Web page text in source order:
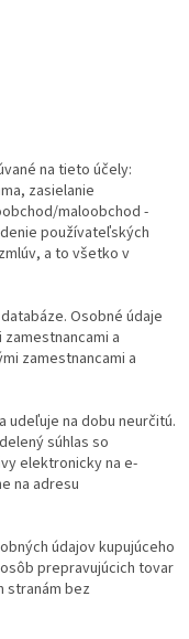
na tieto účely:
zasielanie
maloobchod -
používateľských
a to všetko v
Osobné údaje
a
zamestnancami a
udeľuje na dobu neurčitú.
súhlas so
elektronicky na e-
na adresu
údajov kupujúceho
prepravujúcich tovar
stranám bez